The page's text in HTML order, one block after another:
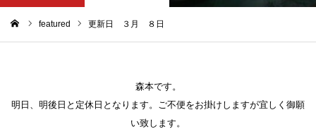
featured 更新日 ３月 ８日
森本です。
明日、明後日と定休日となります。ご不便をお掛けしますが宜しく御願
い致します。